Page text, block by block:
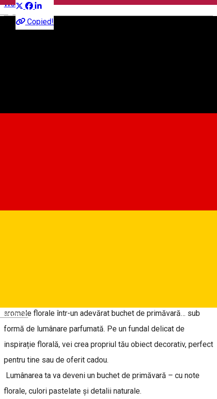
English
Deutsch
Copied!
Workshop
aromele florale într-un adevărat buchet de primăvară… sub
formă de lumânare parfumată. Pe un fundal delicat de
inspirație florală, vei crea propriul tău obiect decorativ, perfect
pentru tine sau de oferit cadou.
Lumânarea ta va deveni un buchet de primăvară – cu note
florale, culori pastelate și detalii naturale.